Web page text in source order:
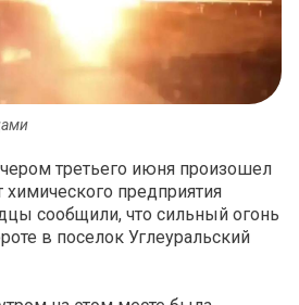
третьего июня произошел
предприятия
сообщили, что сильный огонь
в поселок Углеуральский